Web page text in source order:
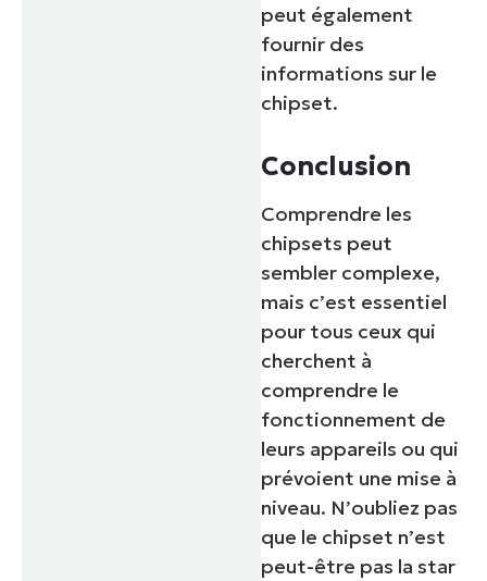
peut également
fournir des
informations sur le
chipset.
Conclusion
Comprendre les
chipsets peut
sembler complexe,
mais c’est essentiel
pour tous ceux qui
cherchent à
comprendre le
fonctionnement de
leurs appareils ou qui
prévoient une mise à
niveau. N’oubliez pas
que le chipset n’est
peut-être pas la star